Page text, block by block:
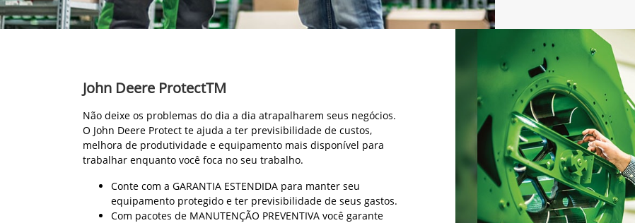
John Deere ProtectTM
Não deixe os problemas do dia a dia atrapalharem seus negócios.
O John Deere Protect te ajuda a ter previsibilidade de custos,
melhora de produtividade e equipamento mais disponível para
trabalhar enquanto você foca no seu trabalho.
Conte com a GARANTIA ESTENDIDA para manter seu
equipamento protegido e ter previsibilidade de seus gastos.
Com pacotes de MANUTENÇÃO PREVENTIVA você garante